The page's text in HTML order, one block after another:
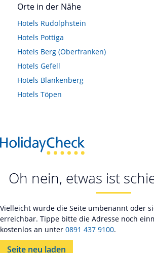
Orte in der Nähe
Hotels Rudolphstein
Hotels Pottiga
Hotels Berg (Oberfranken)
Hotels Gefell
Hotels Blankenberg
Hotels Töpen
Oh nein, etwas ist
Vielleicht wurde die Seite umbenannt oder
erreichbar. Tippe bitte die Adresse noch
kostenlos an unter 0891 437 9100.
Seite neu laden